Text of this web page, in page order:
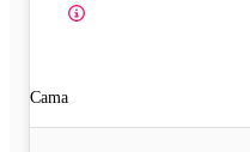
Cama